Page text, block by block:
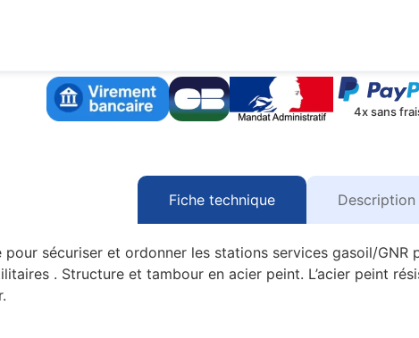
4x sans
Fiche technique Description
pour sécuriser et ordonner les stations services gasoil/
. Structure et tambour en acier peint. L’acier peint